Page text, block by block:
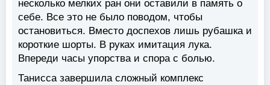
несколько мелких ран они оставили в память о
себе. Все это не было поводом, чтобы
остановиться. Вместо доспехов лишь рубашка и
короткие шорты. В руках имитация лука.
Впереди часы упорства и спора с болью.
Танисса завершила сложный комплекс